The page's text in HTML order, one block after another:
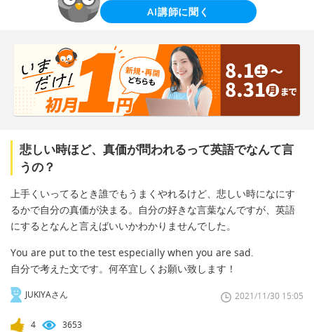
AI講師に聞く
悲しい時ほど、真価が問われるって英語でなんて言
うの？
上手くいってるとき誰でもうまくやれるけど、悲しい時になにす
るかで自分の真価が決まる。自分の好きな言葉なんですが、英語
にするとなんと言えばいいかわかりませんでした。
You are put to the test especially when you are sad.
自分で考えた文です。何卒宜しくお願い致します！
JUKIYAさん 2021/11/30 15:05
4 3653